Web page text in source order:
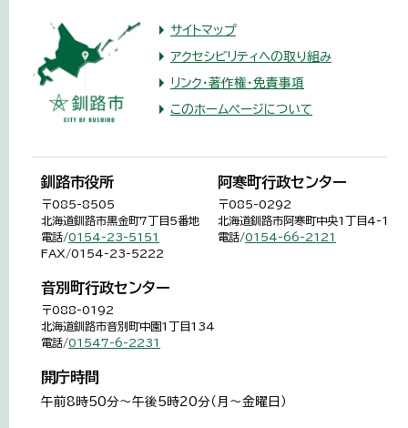
サイトマップ
アクセシビリティへの取り組み
リンク・著作権・免責事項
このホームページについて
釧路市役所
〒085-8505
北海道釧路市黒金町7丁目5番地
電話/0154-23-5151
FAX/0154-23-5222
阿寒町行政センター
〒085-0292
北海道釧路市阿寒町中央1丁目4-1
電話/0154-66-2121
音別町行政センター
〒088-0192
北海道釧路市音別町中園1丁目134
電話/01547-6-2231
開庁時間
午前8時50分～午後5時20分（月～金曜日）